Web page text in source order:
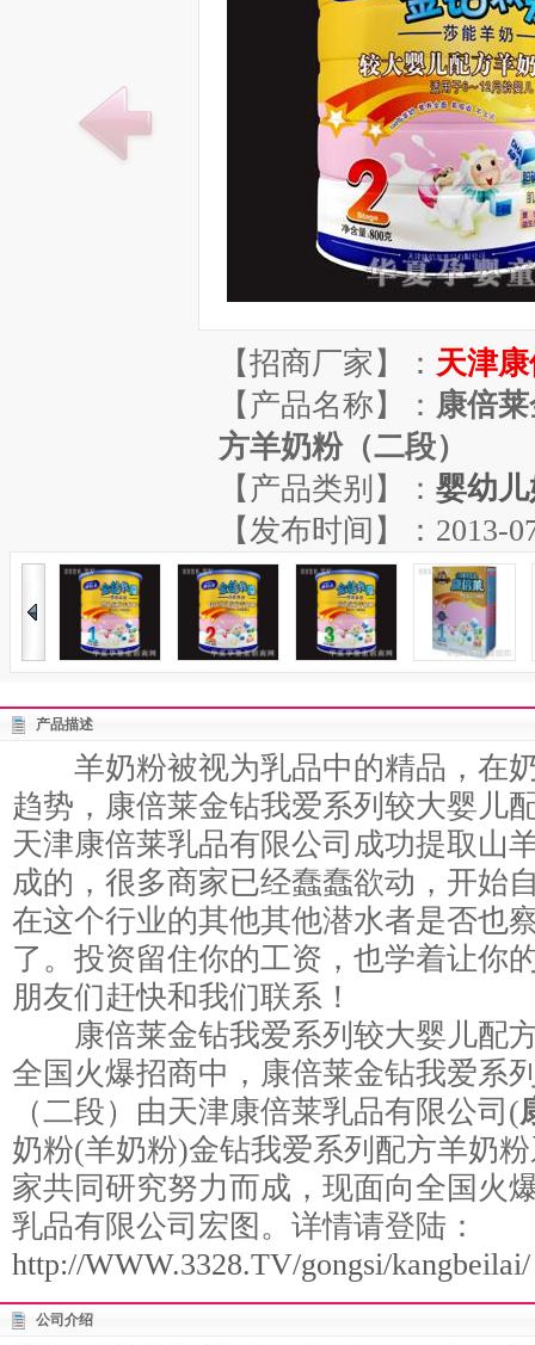
【招商厂家】： 天津
【产品名称】： 康倍
方羊奶粉（二段）
【产品类别】： 婴幼
【发布时间】：2013-
产品描述
羊奶粉被视为乳品中的精品，在
趋势，康倍莱金钻我爱系列较大婴儿
天津康倍莱乳品有限公司成功提取山
成的，很多商家已经蠢蠢欲动，开始
在这个行业的其他其他潜水者是否也
了。投资留住你的工资，也学着让你
朋友们赶快和我们联系！
康倍莱金钻我爱系列较大婴儿配
全国火爆招商中，康倍莱金钻我爱系
（二段）由天津康倍莱乳品有限公司(
奶粉(羊奶粉)金钻我爱系列配方羊奶
家共同研究努力而成，现面向全国火
乳品有限公司宏图。详情请登陆：
http://WWW.3328.TV/gongsi/kangbeilai/
公司介绍